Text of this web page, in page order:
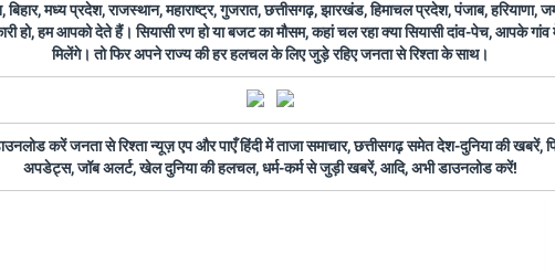
मध्य प्रदेश, राजस्थान, महाराष्ट्र, गुजरात, छत्तीसगढ़, झारखंड, हिमाचल प्रदेश, पंजाब, हरियाणा,
हो, हम आपको देते हैं। सियासी रण हो या बजट का मौसम, कहां चल रहा क्या सियासी दांव-पेच, आपके
मिलेंगे। तो फिर अपने राज्य की हर हलचल के लिए जुड़े रहिए जनता से रिश्ता के साथ।
करें जनता से रिश्ता न्यूज़ एप और पाएँ हिंदी में ताजा समाचार, छत्तीसगढ़ समेत देश-दुनिया की
अपडेट्स, जॉब अलर्ट, खेल दुनिया की हलचल, धर्म-कर्म से जुड़ी खबरें, आदि, अभी डाउनलोड करें!